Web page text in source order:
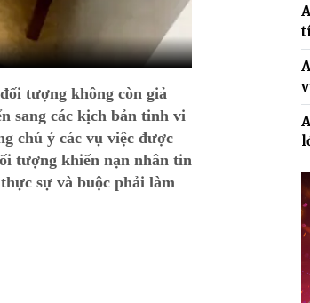
tượng không còn giả
sang các kịch bản tinh vi
chú ý các vụ việc được
tượng khiến nạn nhân tin
sự và buộc phải làm